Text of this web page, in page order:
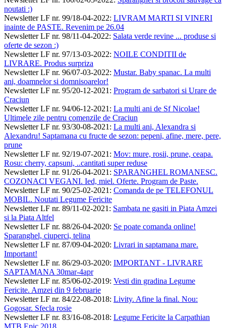
noutati :)
Newsletter LF nr. 99/18-04-2022: LIVRAM MARTI SI VINERI
inainte de PASTE. Revenim pe 26.04
Newsletter LF nr. 98/11-04-2022: Salata verde revine ... produse si
oferte de sezon :)
Newsletter LF nr. 97/13-03-2022: NOILE CONDITII de
LIVRARE. Produs surpriza
Newsletter LF nr. 96/07-03-2022: Mustar. Baby spanac. La multi
ani, doamnelor si domnisoarelor!
Newsletter LF nr. 95/20-12-2021 : Program de sarbatori si Urare de
Craciun
Newsletter LF nr. 94/06-12-2021 : La multi ani de Sf Nicolae!
Ultimele zile pentru comenzile de Craciun
Newsletter LF nr. 93/30-08-2021 : La multi ani, Alexandra si
Alexandru! Saptamana cu fructe de sezon: pepeni, afine, mere, pere,
prune
Newsletter LF nr. 92/19-07-2021 : Mov: mure, rosii, prune, ceapa.
Rosu: cherry, capsuni, ..cantitati super reduse
Newsletter LF nr. 91/26-04-2021 : SPARANGHEL ROMANESC.
COZONACI VEGANI. Ied, miel. Oferte. Program de Paste.
Newsletter LF nr. 90/25-02-2021 : Comanda de pe TELEFONUL
MOBIL. Noutati Legume Fericite
Newsletter LF nr. 89/11-02-2021 : Sambata ne gasiti in Piata Amzei
si la Piata Altfel
Newsletter LF nr. 88/26-04-2020: Se poate comanda online!
Sparanghel, ciuperci, telina
Newsletter LF nr. 87/09-04-2020: Livrari in saptamana mare.
Important!
Newsletter LF nr. 86/29-03-2020: IMPORTANT - LIVRARE
SAPTAMANA 30mar-4apr
Newsletter LF nr. 85/06-02-2019: Vesti din gradina Legume
Fericite. Amzei din 9 februarie
Newsletter LF nr. 84/22-08-2018: Livity. Afine la final. Nou:
Gogosar. Sfecla rosie
Newsletter LF nr. 83/16-08-2018: Legume Fericite la Carpathian
MTB Epic 2018